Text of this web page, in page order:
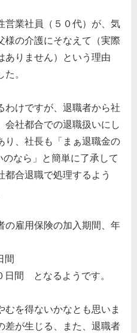
営業社員（５０代）が、気
様の介護にそなえて（実際
ありません）という理由
。
わけですが、退職者から社
会社都合での退職扱いにし
り、社長も「まぁ退職金の
なら」と簡単に了承して
都合退職で処理するよう
の雇用保険の加入期間、年
間
間 となるようです。
を得ないかなとも思いま
差が生じる、また、退職者